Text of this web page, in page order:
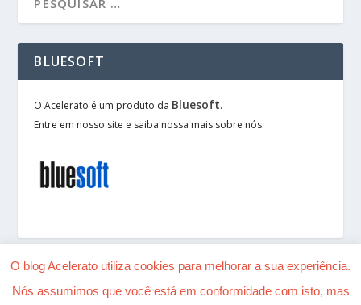
BLUESOFT
O Acelerato é um produto da Bluesoft.
Entre em nosso site e saiba nossa mais sobre nós.
O blog Acelerato utiliza cookies para melhorar a sua experiência.
Nós assumimos que você está em conformidade com isto, mas